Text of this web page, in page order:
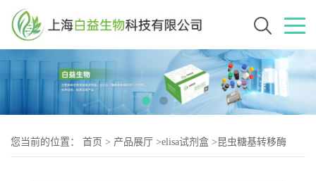
您当前的位置： 首页 > 产品展厅 >elisa试剂盒 > 昆虫糖基转移酶